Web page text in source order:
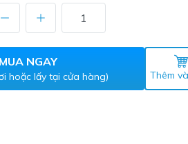
Vòi pha nóng lạnh
Vật tư
Máy nước nóng gián tiếp
MUA NGAY
hoặc lấy tại cửa hàng) Thêm